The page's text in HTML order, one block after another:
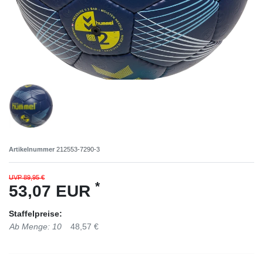
Artikelnummer 212553-7290-3
UVP 89,95 €
53,07 EUR *
Staffelpreise:
Ab Menge: 10
48,57 €